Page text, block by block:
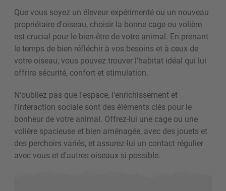
Que vous soyez un éleveur expérimenté ou un nouveau
propriétaire d'oiseau, choisir la bonne cage ou volière
est crucial pour le bien-être de votre animal. En prenant
le temps de bien réfléchir à vos besoins et à ceux de
votre oiseau, vous pouvez trouver l'habitat idéal qui lui
offrira sécurité, confort et stimulation.
N'oubliez pas que l'espace, l'enrichissement et
l'interaction sociale sont des éléments clés pour le
bonheur de votre animal. Offrez-lui une cage ou une
volière spacieuse et bien aménagée, avec des jouets et
des perchoirs variés, et assurez-lui un contact régulier
avec vous et d'autres oiseaux si possible.